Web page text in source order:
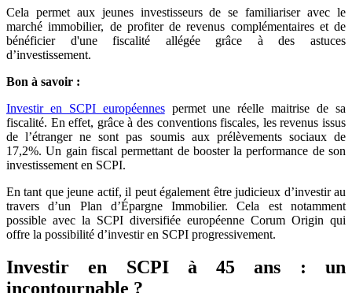
Cela permet aux jeunes investisseurs de se familiariser avec le
marché immobilier, de profiter de revenus complémentaires et de
bénéficier d'une fiscalité allégée grâce à des astuces
d’investissement.
Bon à savoir :
Investir en SCPI européennespermet une réelle maitrise de sa
fiscalité. En effet, grâce à des conventions fiscales, les revenus issus
de l’étranger ne sont pas soumis aux prélèvements sociaux de
17,2%. Un gain fiscal permettant de booster la performance de son
investissement en SCPI.
En tant que jeune actif, il peut également être judicieux d’investir au
travers d’un Plan d’Épargne Immobilier. Cela est notamment
possible avec la SCPI diversifiée européenne Corum Origin qui
offre la possibilité d’investir en SCPI progressivement.
Investir en SCPI à 45 ans : un
incontournable ?